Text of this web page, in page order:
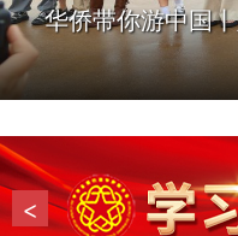
华侨带你游中国
<